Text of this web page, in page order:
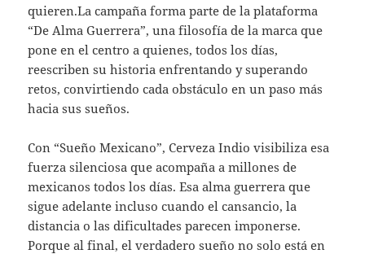
quieren.La campaña forma parte de la plataforma
“De Alma Guerrera”, una filosofía de la marca que
pone en el centro a quienes, todos los días,
reescriben su historia enfrentando y superando
retos, convirtiendo cada obstáculo en un paso más
hacia sus sueños.
Con “Sueño Mexicano”, Cerveza Indio visibiliza esa
fuerza silenciosa que acompaña a millones de
mexicanos todos los días. Esa alma guerrera que
sigue adelante incluso cuando el cansancio, la
distancia o las dificultades parecen imponerse.
Porque al final, el verdadero sueño no solo está en